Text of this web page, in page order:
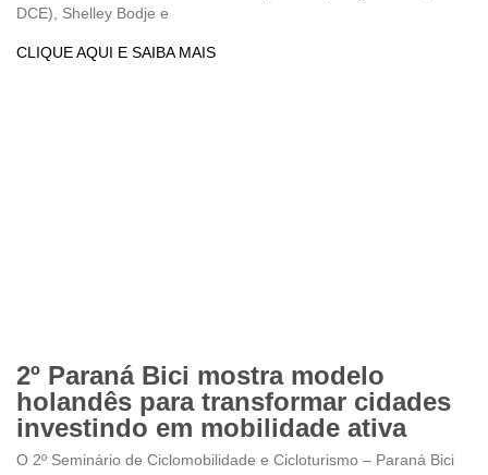
DCE), Shelley Bodje e
CLIQUE AQUI E SAIBA MAIS
2º Paraná Bici mostra modelo
holandês para transformar cidades
investindo em mobilidade ativa
O 2º Seminário de Ciclomobilidade e Cicloturismo – Paraná Bici